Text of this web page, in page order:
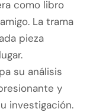
como libro
La trama
pieza
su análisis
y
investigación.